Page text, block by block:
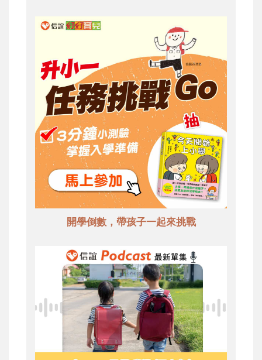
開學倒數，帶孩子一起來挑戰